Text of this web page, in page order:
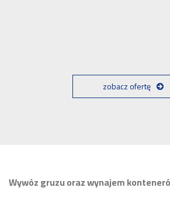
zobacz ofertę
Wywóz gruzu oraz wynajem